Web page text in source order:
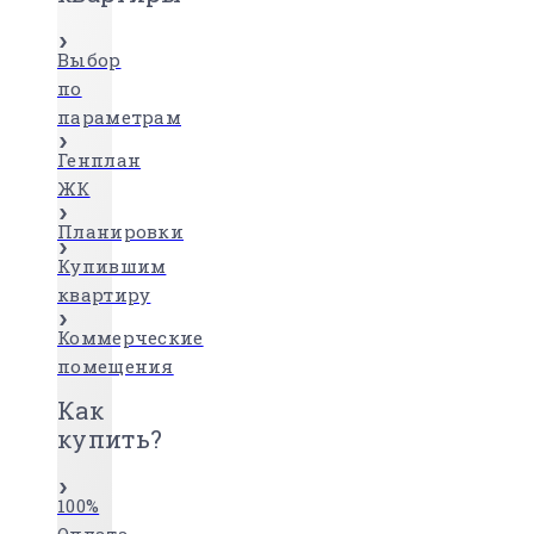
Выбор
по
параметрам
Генплан
ЖК
Планировки
Купившим
квартиру
Коммерческие
помещения
Как
купить?
100%